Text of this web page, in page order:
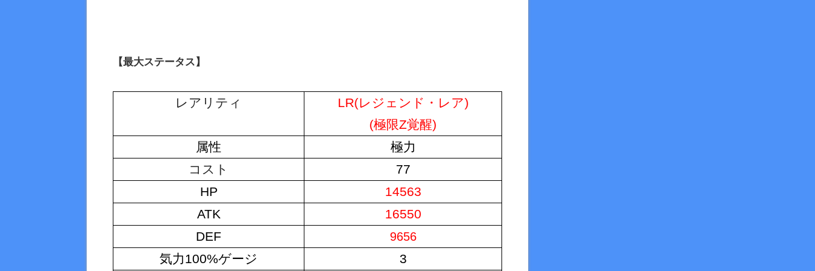
【最大ステータス】
レアリティ
LR(レジェンド・レア)
(極限Z覚醒)
属性
極力
コスト
77
HP
14563
ATK
16550
DEF
9656
気力100%ゲージ 3